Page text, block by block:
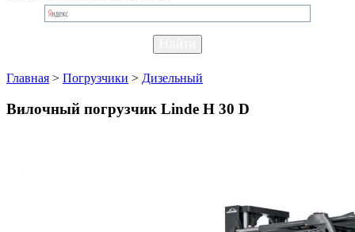
Главная > Погрузчики > Дизельный
Вилочный погрузчик Linde H 30 D